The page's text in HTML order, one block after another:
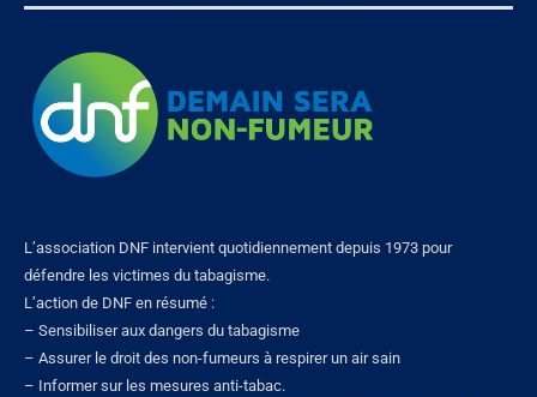
L’association DNF intervient quotidiennement depuis 1973 pour
défendre les victimes du tabagisme.
L’action de DNF en résumé :
– Sensibiliser aux dangers du tabagisme
– Assurer le droit des non-fumeurs à respirer un air sain
– Informer sur les mesures anti-tabac.